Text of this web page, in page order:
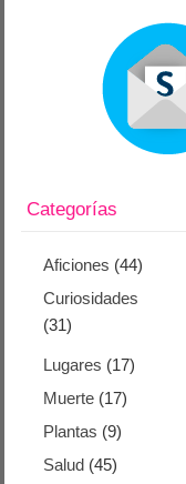
Categorías
Aficiones (44)
Curiosidades
(31)
Lugares (17)
Muerte (17)
Plantas (9)
Salud (45)